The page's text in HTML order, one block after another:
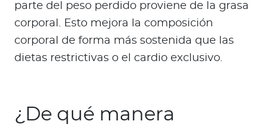
parte del peso perdido proviene de la grasa
corporal. Esto mejora la composición
corporal de forma más sostenida que las
dietas restrictivas o el cardio exclusivo.
¿De qué manera